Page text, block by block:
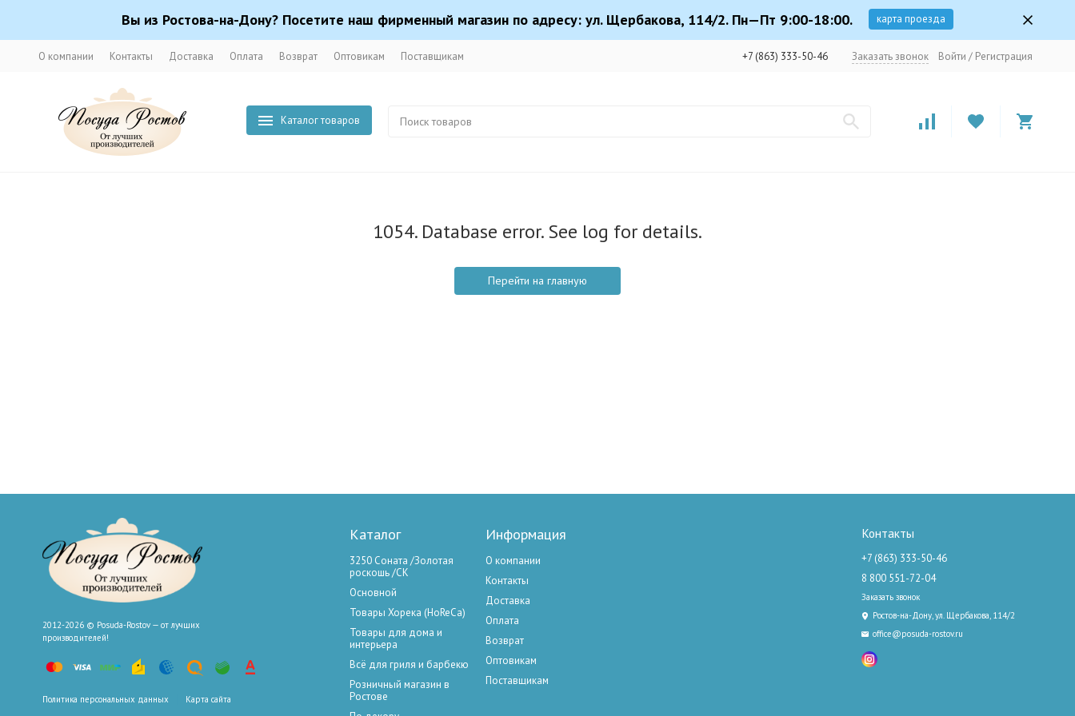
Вы из Ростова-на-Дону? Посетите наш фирменный магазин по адресу: ул. Щербакова, 114/2. Пн—Пт 9:00-18:00. карта проезда
О компании Контакты Доставка Оплата Возврат Оптовикам Поставщикам +7 (863) 333-50-46 Заказать звонок Войти / Регистрация
Каталог товаров
1054. Database error. See log for details.
Перейти на главную
2012-2026 © Posuda-Rostov — от лучших
производителей!
Политика персональных данных Карта сайта
Каталог
3250 Соната /Золотая
роскошь /СК
Основной
Товары Хорека (HoReCa)
Товары для дома и
интерьера
Всё для гриля и барбекю
Розничный магазин в
Ростове
Информация
О компании
Контакты
Доставка
Оплата
Возврат
Оптовикам
Поставщикам
Контакты
+7 (863) 333-50-46
8 800 551-72-04
Заказать звонок
Ростов-на-Дону, ул. Щербакова, 114/2
office@posuda-rostov.ru